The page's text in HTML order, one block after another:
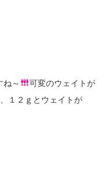
ね～
可変のウェイトが
１２ｇとウェイトが